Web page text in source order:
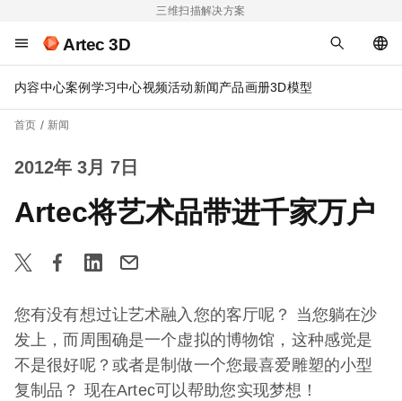
三维扫描解决方案
Artec 3D
内容中心案例 学习中心视频活动新闻产品画册3D模型
首页 新闻
2012年 3月 7日
Artec将艺术品带进千家万户
您有没有想过让艺术融入您的客厅呢？ 当您躺在沙
发上，而周围确是一个虚拟的博物馆，这种感觉是
不是很好呢？或者是制做一个您最喜爱雕塑的小型
复制品？ 现在Artec可以帮助您实现梦想！